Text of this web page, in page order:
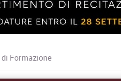
di Formazione